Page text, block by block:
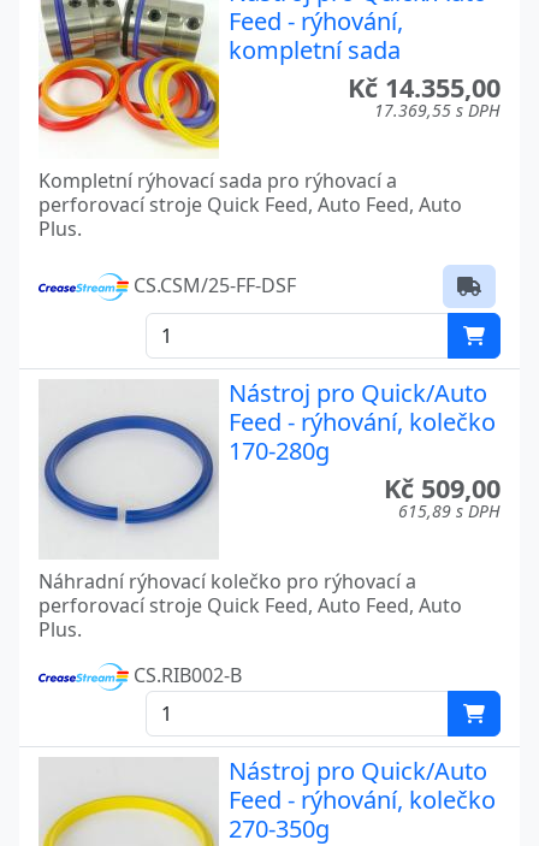
Feed - rýhování,
kompletní sada
Kč 14.355,00
17.369,55 s DPH
Kompletní rýhovací sada pro rýhovací a
perforovací stroje Quick Feed, Auto Feed, Auto
Plus.
CS.CSM/25-FF-DSF
Nástroj pro Quick/Auto
Feed - rýhování, kolečko
170-280g
Kč 509,00
615,89 s DPH
Náhradní rýhovací kolečko pro rýhovací a
perforovací stroje Quick Feed, Auto Feed, Auto
Plus.
CS.RIB002-B
Nástroj pro Quick/Auto
Feed - rýhování, kolečko
270-350g